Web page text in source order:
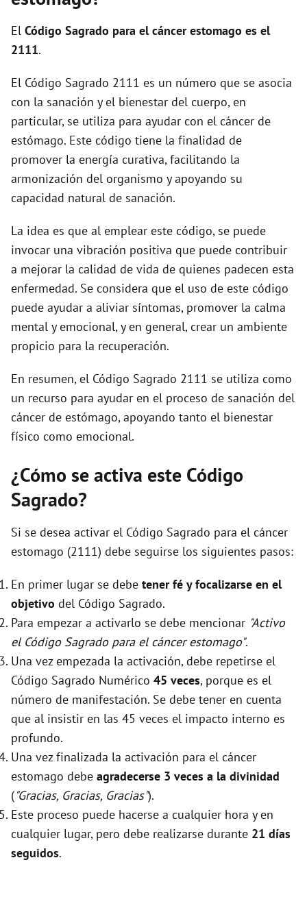
e
o
El Código Sagrado para el cáncer estomago es el
2111.
El Código Sagrado 2111 es un número que se asocia
con la sanación y el bienestar del cuerpo, en
particular, se utiliza para ayudar con el cáncer de
estómago. Este código tiene la finalidad de
promover la energía curativa, facilitando la
armonización del organismo y apoyando su
capacidad natural de sanación.
La idea es que al emplear este código, se puede
invocar una vibración positiva que puede contribuir
a mejorar la calidad de vida de quienes padecen esta
enfermedad. Se considera que el uso de este código
puede ayudar a aliviar síntomas, promover la calma
mental y emocional, y en general, crear un ambiente
propicio para la recuperación.
En resumen, el Código Sagrado 2111 se utiliza como
un recurso para ayudar en el proceso de sanación del
cáncer de estómago, apoyando tanto el bienestar
físico como emocional.
¿Cómo se activa este Código
Sagrado?
Si se desea activar el Código Sagrado para el cáncer
estomago (2111) debe seguirse los siguientes pasos:
En primer lugar se debe tener fé y focalizarse en el
objetivo del Código Sagrado.
Para empezar a activarlo se debe mencionar "Activo
el Código Sagrado para el cáncer estomago".
Una vez empezada la activación, debe repetirse el
Código Sagrado Numérico 45 veces, porque es el
número de manifestación. Se debe tener en cuenta
que al insistir en las 45 veces el impacto interno es
profundo.
Una vez finalizada la activación para el cáncer
estomago debe agradecerse 3 veces a la divinidad
("Gracias, Gracias, Gracias").
Este proceso puede hacerse a cualquier hora y en
cualquier lugar, pero debe realizarse durante 21 días
seguidos.